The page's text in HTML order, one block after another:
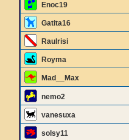
Enoc19
Gatita16
Raulrisi
Royma
Mad__Max
nemo2
vanesuxa
solsy11